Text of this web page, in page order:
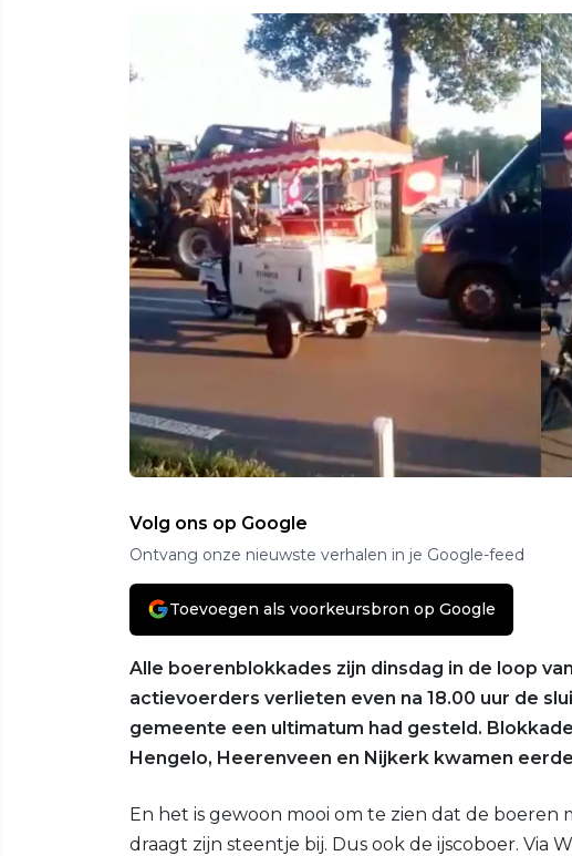
Volg ons op Google
Ontvang onze nieuwste verhalen in je Google-feed
Toevoegen als voorkeursbron op Google
Alle boerenblokkades zijn dinsdag in de loop
actievoerders verlieten even na 18.00 uur de
gemeente een ultimatum had gesteld.
Hengelo, Heerenveen en Nijkerk kwamen
En het is gewoon mooi om te zien dat de
draagt zijn steentje bij. Dus ook de ijscoboer. Via